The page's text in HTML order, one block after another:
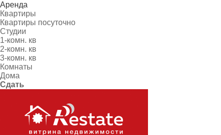
Аренда
Квартиры
Квартиры посуточно
Студии
1-комн. кв
2-комн. кв
3-комн. кв
Комнаты
Дома
Сдать